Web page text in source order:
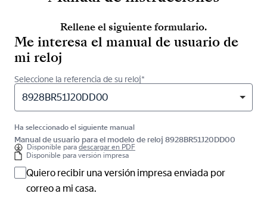
Rellene el siguiente formulario.
Me interesa el manual de usuario de
mi reloj
Seleccione la referencia de su reloj*
8928BR51J20DD00
Ha seleccionado el siguiente manual
Manual de usuario para el modelo de reloj 8928BR51J20DD00
Disponible paradescargar en PDF
Disponible para versión impresa
Quiero recibir una versión impresa enviada por
correo a mi casa.